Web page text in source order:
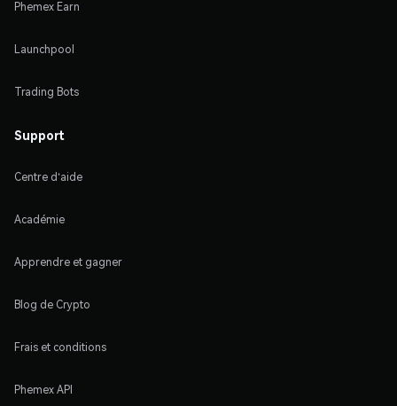
Phemex Earn
Launchpool
Trading Bots
Support
Centre d'aide
Académie
Apprendre et gagner
Blog de Crypto
Frais et conditions
Phemex API